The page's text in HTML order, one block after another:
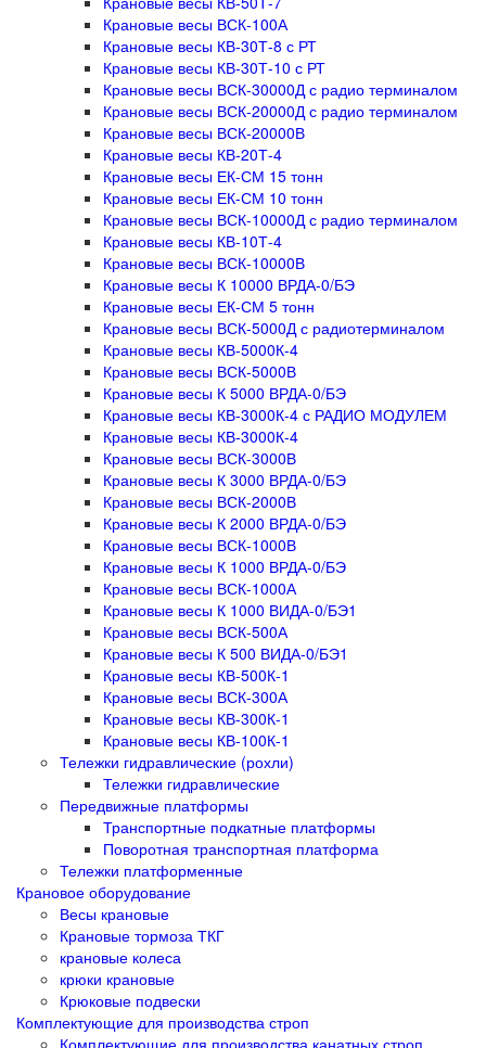
Крановые весы ВСК-100А
Крановые весы КВ-30Т-8 с РТ
Крановые весы КВ-30Т-10 с РТ
Крановые весы ВСК-30000Д с радио терминалом
Крановые весы ВСК-20000Д с радио терминалом
Крановые весы ВСК-20000В
Крановые весы КВ-20Т-4
Крановые весы ЕК-СМ 15 тонн
Крановые весы ЕК-СМ 10 тонн
Крановые весы ВСК-10000Д с радио терминалом
Крановые весы КВ-10Т-4
Крановые весы ВСК-10000В
Крановые весы К 10000 ВРДА-0/БЭ
Крановые весы ЕК-СМ 5 тонн
Крановые весы ВСК-5000Д с радиотерминалом
Крановые весы КВ-5000К-4
Крановые весы ВСК-5000В
Крановые весы К 5000 ВРДА-0/БЭ
Крановые весы КВ-3000К-4 с РАДИО МОДУЛЕМ
Крановые весы КВ-3000К-4
Крановые весы ВСК-3000В
Крановые весы К 3000 ВРДА-0/БЭ
Крановые весы ВСК-2000В
Крановые весы К 2000 ВРДА-0/БЭ
Крановые весы ВСК-1000В
Крановые весы К 1000 ВРДА-0/БЭ
Крановые весы ВСК-1000А
Крановые весы К 1000 ВИДА-0/БЭ1
Крановые весы ВСК-500А
Крановые весы К 500 ВИДА-0/БЭ1
Крановые весы КВ-500К-1
Крановые весы ВСК-300А
Крановые весы КВ-300К-1
Крановые весы КВ-100К-1
Тележки гидравлические (рохли)
Тележки гидравлические
Передвижные платформы
Транспортные подкатные платформы
Поворотная транспортная платформа
Тележки платформенные
Крановое оборудование
Весы крановые
Крановые тормоза ТКГ
крановые колеса
крюки крановые
Крюковые подвески
Комплектующие для производства строп
Комплектующие для производства канатных строп